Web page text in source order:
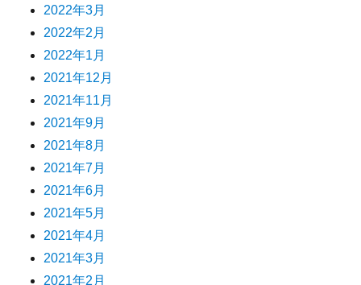
2022年3月
2022年2月
2022年1月
2021年12月
2021年11月
2021年9月
2021年8月
2021年7月
2021年6月
2021年5月
2021年4月
2021年3月
2021年2月